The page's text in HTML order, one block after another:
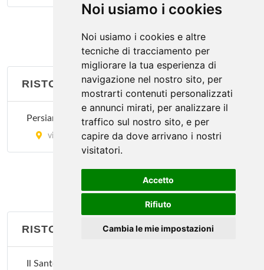
Noi usiamo i cookies
Noi usiamo i cookies e altre
tecniche di tracciamento per
migliorare la tua esperienza di
navigazione nel nostro sito, per
mostrarti contenuti personalizzati
e annunci mirati, per analizzare il
traffico sul nostro sito, e per
capire da dove arrivano i nostri
visitatori.
Accetto
Rifiuto
Cambia le mie impostazioni
via Andrea Salaino 12, Milano
Le Due Specialità
via Sartirana 1, Milano
RISTORANTI ETNICI
Persian Red Rose
via Tortona 20, Milano
RISTORANTI FRANCESI
Il Santo Bevitore